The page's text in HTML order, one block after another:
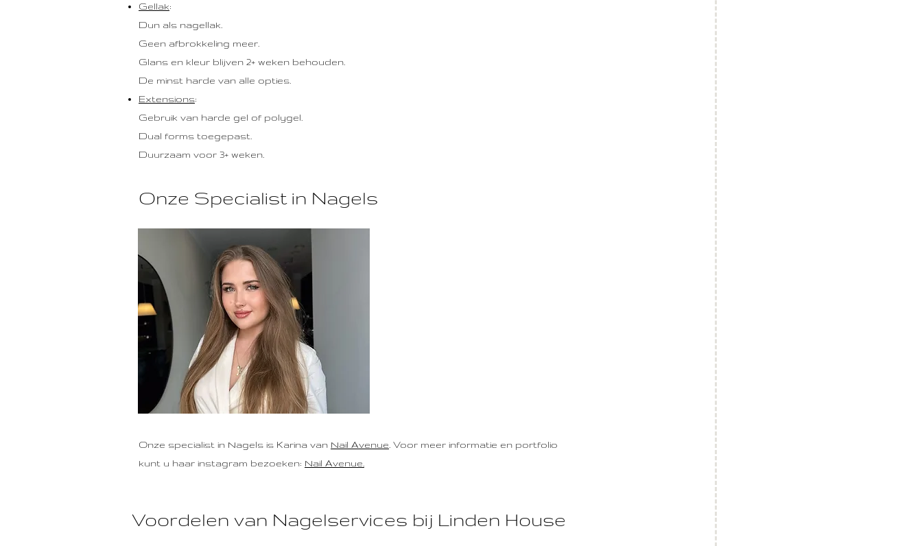
Gellak:
Dun als nagellak.
Geen afbrokkeling meer.
Glans en kleur blijven 2+ weken behouden.
De minst harde van alle opties.
Extensions:
Gebruik van harde gel of polygel.
Dual forms toegepast.
Duurzaam voor 3+ weken.
Onze Specialist in Nagels
Onze specialist in Nagels is Karina van Nail Avenue . Voor meer informatie en portfolio
kunt u haar instagram bezoeken: Nail Avenue
Voordelen van Nagelservices bij Linden House